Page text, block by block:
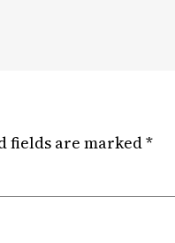
fields are marked*